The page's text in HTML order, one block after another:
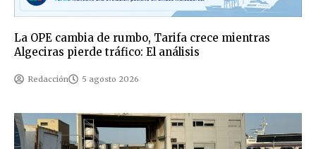
La OPE cambia de rumbo, Tarifa crece mientras
Algeciras pierde tráfico: El análisis
Redacción 5 agosto 2026